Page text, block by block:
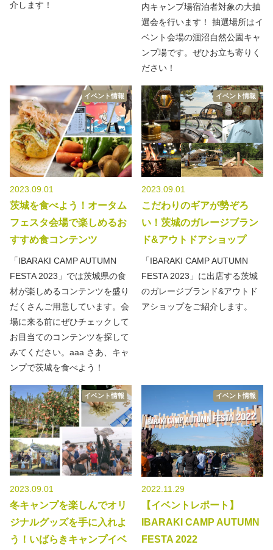
介します！
内キャンプ場宿泊者対象の大抽
選会を行います！ 抽選場所はイ
ベント会場の涸沼自然公園キャ
ンプ場です。ぜひお立ち寄りく
ださい！
イベント情報
2023.09.01
茨城を食べよう！オータム
フェスタ会場で楽しめるお
すすめ食コンテンツ
「IBARAKI CAMP AUTUMN
FESTA 2023」では茨城県の食
材が楽しめるコンテンツを盛り
だくさんご用意しています。会
場に来る前にぜひチェックして
お目当てのコンテンツを探して
みてください。aaa さあ、キャ
ンプで茨城を食べよう！
イベント情報
2023.09.01
こだわりのギアが勢ぞろ
い！茨城のガレージブラン
ド&アウトドアショップ
「IBARAKI CAMP AUTUMN
FESTA 2023」に出店する茨城
のガレージブランド&アウトド
アショップをご紹介します。
イベント情報
2023.09.01
冬キャンプを楽しんでオリ
ジナルグッズを手に入れよ
う！いばらきキャンプイベ
イベント情報
2022.11.29
【イベントレポート】
IBARAKI CAMP AUTUMN
FESTA 2022